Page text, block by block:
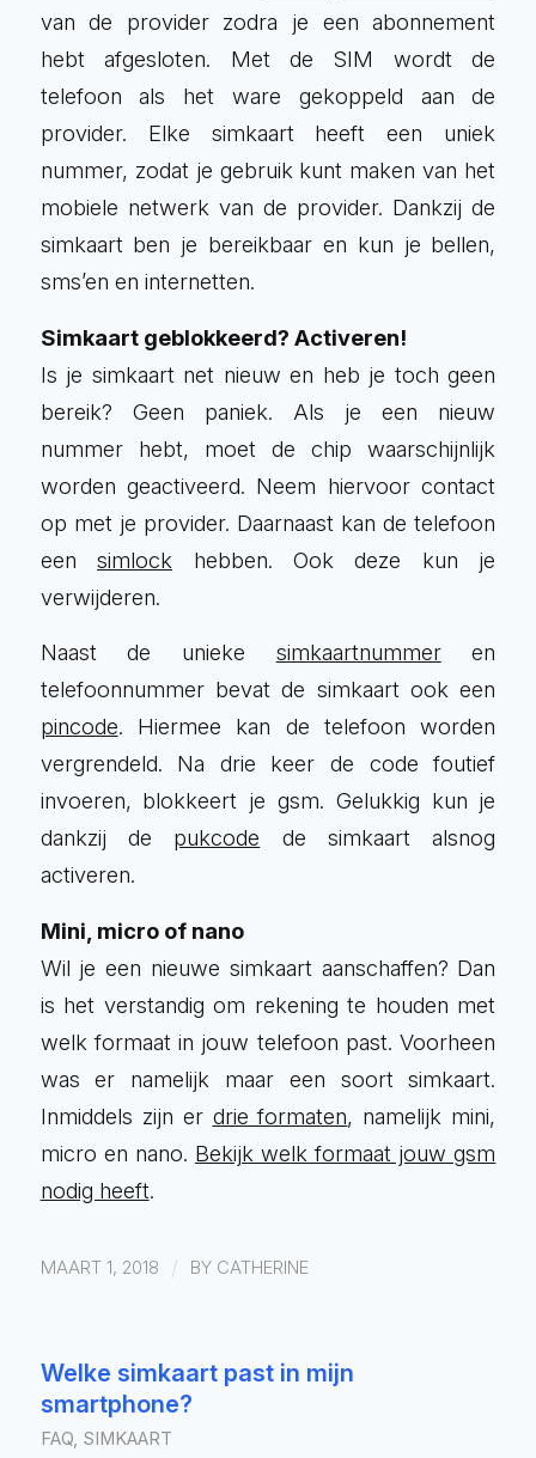
van de provider zodra je een abonnement
hebt afgesloten. Met de SIM wordt de
telefoon als het ware gekoppeld aan de
provider. Elke simkaart heeft een uniek
nummer, zodat je gebruik kunt maken van het
mobiele netwerk van de provider. Dankzij de
simkaart ben je bereikbaar en kun je bellen,
sms’en en internetten.
Simkaart geblokkeerd? Activeren!
Is je simkaart net nieuw en heb je toch geen
bereik? Geen paniek. Als je een nieuw
nummer hebt, moet de chip waarschijnlijk
worden geactiveerd. Neem hiervoor contact
op met je provider. Daarnaast kan de telefoon
eensimlock hebben. Ook deze kun je
verwijderen.
Naast de unieke simkaartnummeren
telefoonnummer bevat de simkaart ook een
pincode. Hiermee kan de telefoon worden
vergrendeld. Na drie keer de code foutief
invoeren, blokkeert je gsm. Gelukkig kun je
dankzij de pukcode de simkaart alsnog
activeren.
Mini, micro of nano
Wil je een nieuwe simkaart aanschaffen? Dan
is het verstandig om rekening te houden met
welk formaat in jouw telefoon past. Voorheen
was er namelijk maar een soort simkaart.
Inmiddels zijn er drie formaten, namelijk mini,
micro en nano. Bekijk welk formaat jouw gsm
nodig heeft.
MAART 1, 2018 / BY CATHERINE
Welke simkaart past in mijn
smartphone?
FAQ, SIMKAART